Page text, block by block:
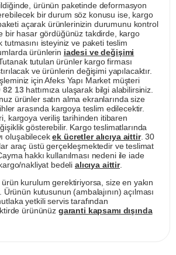
ürünün paketinde deformasyon
bir durum söz konusu ise, kargo
açarak ürünlerinizin durumunu kontrol
bir hasar gördüğünüz takdirde, kargo
isteyiniz ve paketi teslim
ürünlerin iadesi ve değişimi
tutulan ürünler kargo firması
ve ürünlerin değişimi yapılacaktır.
için Afeks Yapı Market müşteri
82 13hattımıza ulaşarak bilgi alabilirsiniz.
ürünler satın alma ekranlarında size
arasında kargoya teslim edilecektir.
kargoya veriliş tarihinden itibaren
gösterebilir. Kargo teslimatlarında
oluşabilecekek ücretler alıcıya aittir. 30
araç üstü gerçekleşmektedir ve teslimat
hakkı kullanılması nedeni ile iade
nakliyat bedeli alıcıya aittir.
ürün kurulum gerektiriyorsa, size en yakın
kutusunun (ambalajının) açılması
yetkili servis tarafından
ürününüz garanti kapsamı dışında